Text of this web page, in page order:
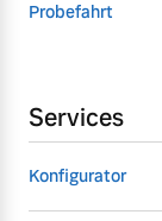
Probefahrt
Services
Konfigurator